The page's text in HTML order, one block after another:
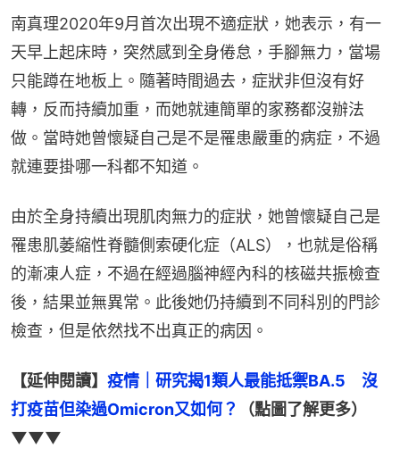
南真理2020年9月首次出現不適症狀，她表示，有一
天早上起床時，突然感到全身倦怠，手腳無力，當場
只能蹲在地板上。隨著時間過去，症狀非但沒有好
轉，反而持續加重，而她就連簡單的家務都沒辦法
做。當時她曾懷疑自己是不是罹患嚴重的病症，不過
就連要掛哪一科都不知道。
由於全身持續出現肌肉無力的症狀，她曾懷疑自己是
罹患肌萎縮性脊髓側索硬化症（ALS），也就是俗稱
的漸凍人症，不過在經過腦神經內科的核磁共振檢查
後，結果並無異常。此後她仍持續到不同科別的門診
檢查，但是依然找不出真正的病因。
【延伸閱讀】 疫情｜研究揭1類人最能抵禦BA.5　沒
打疫苗但染過Omicron又如何？
（點圖了解更多）
▼▼▼